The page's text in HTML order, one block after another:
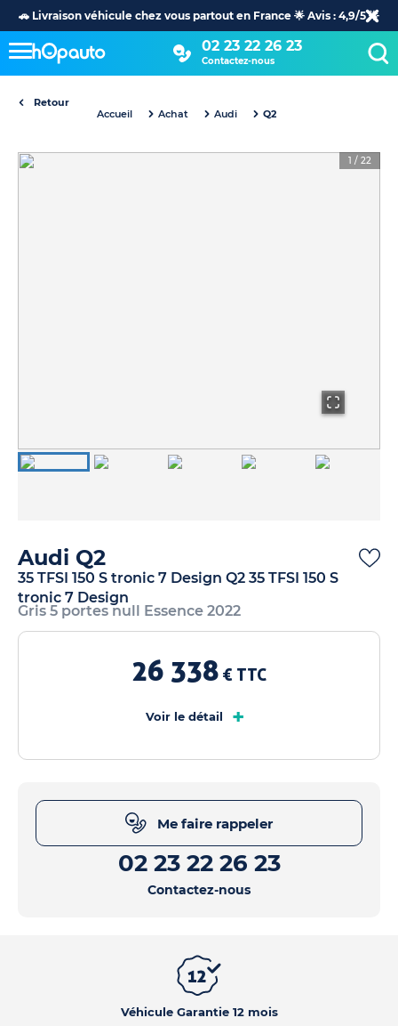
🚗 Livraison véhicule chez vous partout en France 🌟 Avis : 4,9/5 🌟
02 23 22 26 23
Contactez-nous
Retour
Accueil
Achat Audi Q2
1 / 22
Véhicule Garantie 12 mois
Audi Q2
35 TFSI 150 S tronic 7 Design Q2 35 TFSI 150 S
tronic 7 Design
Gris 5 portes null Essence 2022
26 338 € TTC
Voir le détail +
Me faire rappeler
02 23 22 26 23
Contactez-nous